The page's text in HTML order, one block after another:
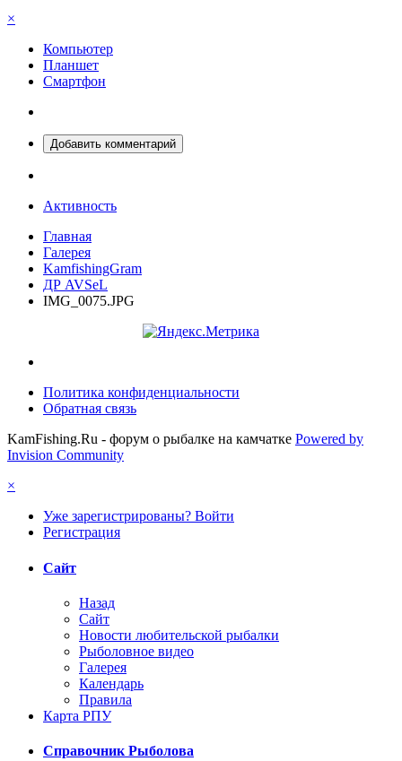
×
Компьютер
Планшет
Смартфон
Добавить комментарий
Активность
Главная
Галерея
KamfishingGram
ДР AVSeL
IMG_0075.JPG
Политика конфиденциальности
Обратная связь
KamFishing.Ru - форум о рыбалке на камчатке Powered by
Invision Community
×
Уже зарегистрированы? Войти
Регистрация
Сайт
Назад
Сайт
Новости любительской рыбалки
Рыболовное видео
Галерея
Календарь
Правила
Карта РПУ
Справочник Рыболова